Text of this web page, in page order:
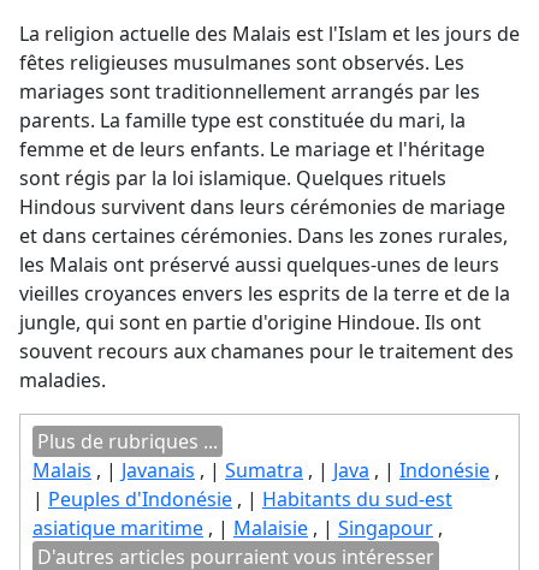
La religion actuelle des Malais est l'Islam et les jours de
fêtes religieuses musulmanes sont observés. Les
mariages sont traditionnellement arrangés par les
parents. La famille type est constituée du mari, la
femme et de leurs enfants. Le mariage et l'héritage
sont régis par la loi islamique. Quelques rituels
Hindous survivent dans leurs cérémonies de mariage
et dans certaines cérémonies. Dans les zones rurales,
les Malais ont préservé aussi quelques-unes de leurs
vieilles croyances envers les esprits de la terre et de la
jungle, qui sont en partie d'origine Hindoue. Ils ont
souvent recours aux chamanes pour le traitement des
maladies.
Plus de rubriques ...
Malais , | Javanais , | Sumatra , | Java , | Indonésie ,
| Peuples d'Indonésie , | Habitants du sud-est
asiatique maritime , | Malaisie , | Singapour ,
D'autres articles pourraient vous intéresser